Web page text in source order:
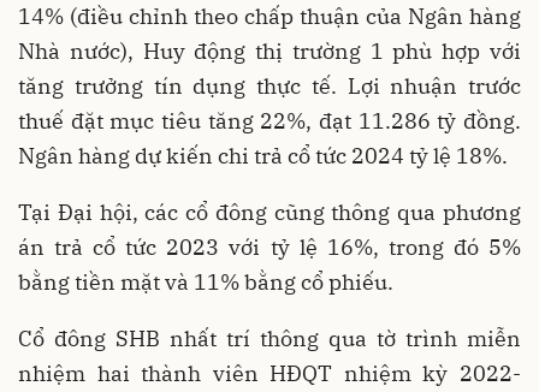
14% (điều chỉnh theo chấp thuận của Ngân hàng
Nhà nước), Huy động thị trường 1 phù hợp với
tăng trưởng tín dụng thực tế. Lợi nhuận trước
thuế đặt mục tiêu tăng 22%, đạt 11.286 tỷ đồng.
Ngân hàng dự kiến chi trả cổ tức 2024 tỷ lệ 18%.
Tại Đại hội, các cổ đông cũng thông qua phương
án trả cổ tức 2023 với tỷ lệ 16%, trong đó 5%
bằng tiền mặt và 11% bằng cổ phiếu.
Cổ đông SHB nhất trí thông qua tờ trình miễn
nhiệm hai thành viên HĐQT nhiệm kỳ 2022-